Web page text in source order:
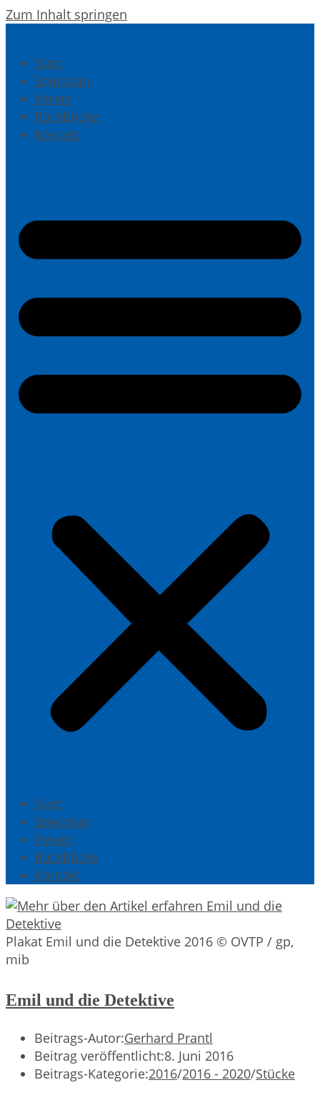
Zum Inhalt springen
Start
Spielplan
Verein
Rückblicke
Kontakt
Start
Spielplan
Verein
Rückblicke
Kontakt
Plakat Emil und die Detektive 2016 © OVTP / gp,
mib
Emil und die Detektive
Beitrags-Autor:Gerhard Prantl
Beitrag veröffentlicht:8. Juni 2016
Beitrags-Kategorie:2016/2016 - 2020/Stücke